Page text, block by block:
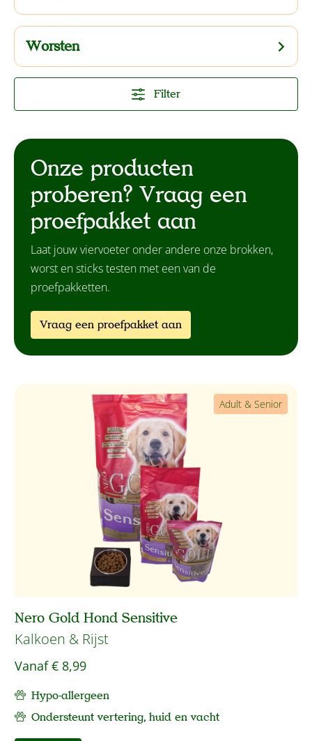
Worsten
Filter
Onze producten
proberen? Vraag een
proefpakket aan
Laat jouw viervoeter onder andere onze brokken,
worst en sticks testen met een van de
proefpakketten.
Vraag een proefpakket aan
Adult & Senior
Nero Gold Hond Sensitive
Kalkoen & Rijst
Vanaf€ 8,99
Hypo-allergeen
Ondersteunt vertering, huid en vacht